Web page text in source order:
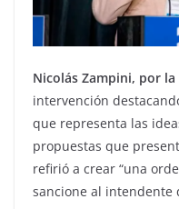
Nicolás Zampini, por
intervención
que representa las
propuestas que
refirió a crear “una
sancione al intendente